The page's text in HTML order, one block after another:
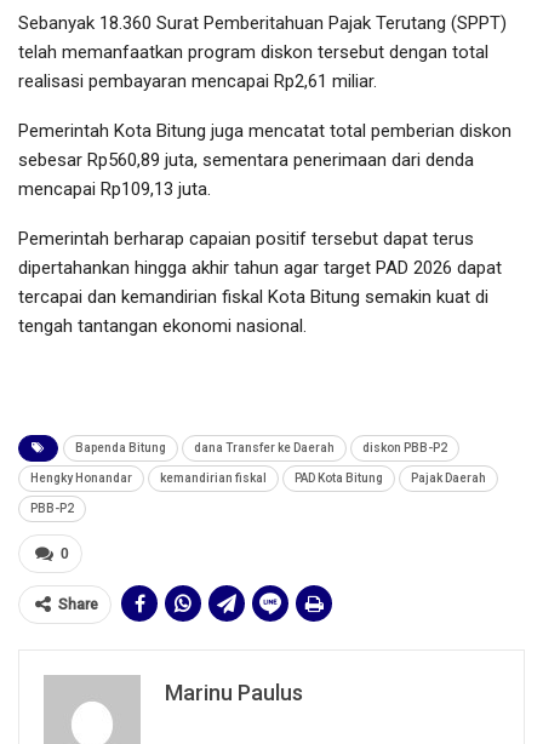
Sebanyak 18.360 Surat Pemberitahuan Pajak Terutang (SPPT)
telah memanfaatkan program diskon tersebut dengan total
realisasi pembayaran mencapai Rp2,61 miliar.
Pemerintah Kota Bitung juga mencatat total pemberian diskon
sebesar Rp560,89 juta, sementara penerimaan dari denda
mencapai Rp109,13 juta.
Pemerintah berharap capaian positif tersebut dapat terus
dipertahankan hingga akhir tahun agar target PAD 2026 dapat
tercapai dan kemandirian fiskal Kota Bitung semakin kuat di
tengah tantangan ekonomi nasional.
Bapenda Bitung dana Transfer ke Daerah diskon PBB-P2
Hengky Honandar kemandirian fiskal PAD Kota Bitung Pajak Daerah
PBB-P2
0
Share
Marinu Paulus